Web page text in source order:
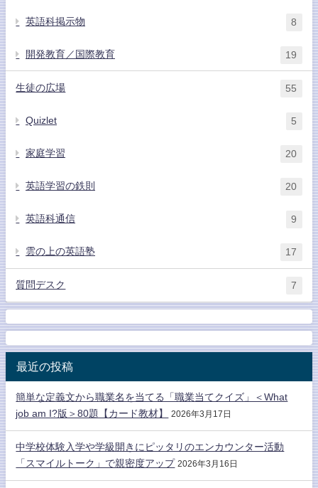
英語科掲示物 8
開発教育／国際教育 19
生徒の広場 55
Quizlet 5
家庭学習 20
英語学習の鉄則 20
英語科通信 9
雲の上の英語塾 17
質問デスク 7
最近の投稿
簡単な定義文から職業名を当てる「職業当てクイズ」＜What
job am I?版＞80題【カード教材】
2026年3月17日
中学校体験入学や学級開きにピッタリのエンカウンター活動
「スマイルトーク」で親密度アップ 2026年3月16日